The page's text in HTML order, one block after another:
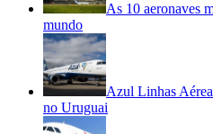
As 10 aeronaves
mundo
Azul Linhas
no Uruguai